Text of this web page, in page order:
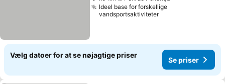
Ideel base for forskellige
vandsportsaktiviteter
Vælg datoer for at se nøjagtige priser
Se priser